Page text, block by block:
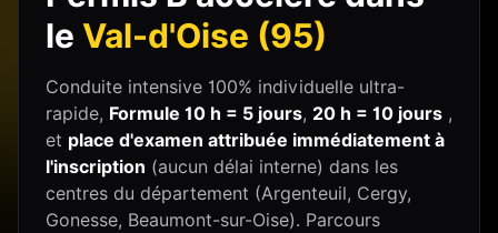
le Val-d'Oise (95)
Conduite intensive 100% individuelle ultra-
rapide, Formule 10 h = 5 jours, 20 h = 10 jours ,
et place d'examen attribuée immédiatement à
l'inscription (aucun délai interne) dans les
centres du département (Argenteuil, Cergy,
Gonesse, Beaumont-sur-Oise). Parcours